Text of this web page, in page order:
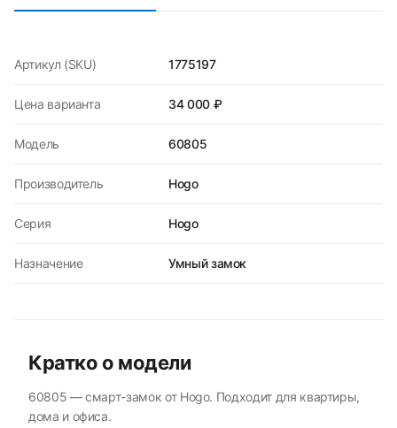
Артикул (SKU) 1775197
Цена варианта 34 000 ₽
Модель 60805
Производитель Hogo
Серия Hogo
Назначение Умный замок
Кратко о модели
60805 — смарт-замок от Hogo. Подходит для квартиры,
дома и офиса.